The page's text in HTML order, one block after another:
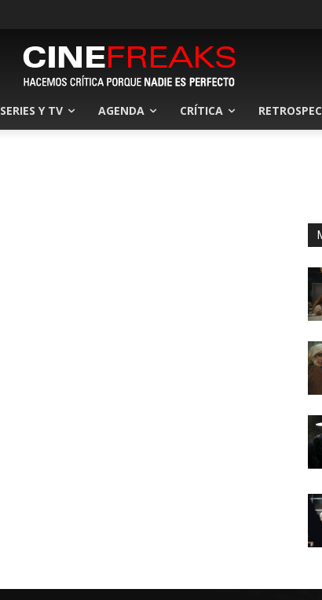
SERIES Y TV AGENDA CRÍTICA